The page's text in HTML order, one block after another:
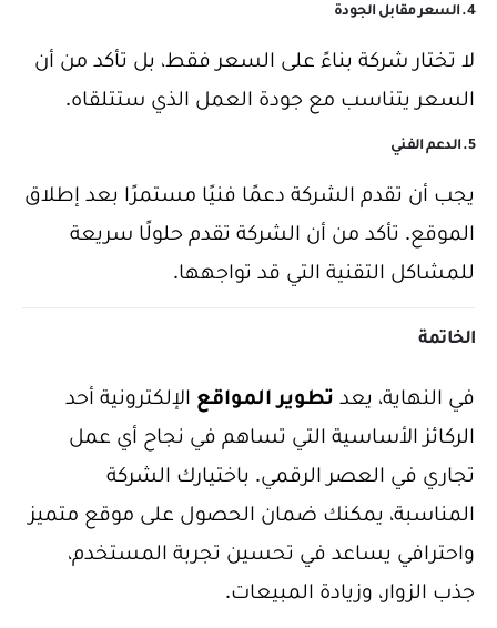
4. السعر مقابل الجودة
لا تختار شركة بناءً على السعر فقط، بل تأكد من أن
السعر يتناسب مع جودة العمل الذي ستتلقاه.
5. الدعم الفني
يجب أن تقدم الشركة دعمًا فنيًا مستمرًا بعد إطلاق
الموقع. تأكد من أن الشركة تقدم حلولًا سريعة
للمشاكل التقنية التي قد تواجهها.
الخاتمة
في النهاية، يعد تطوير المواقع الإلكترونية أحد
الركائز الأساسية التي تساهم في نجاح أي عمل
تجاري في العصر الرقمي. باختيارك الشركة
المناسبة، يمكنك ضمان الحصول على موقع متميز
واحترافي يساعد في تحسين تجربة المستخدم،
جذب الزوار، وزيادة المبيعات.